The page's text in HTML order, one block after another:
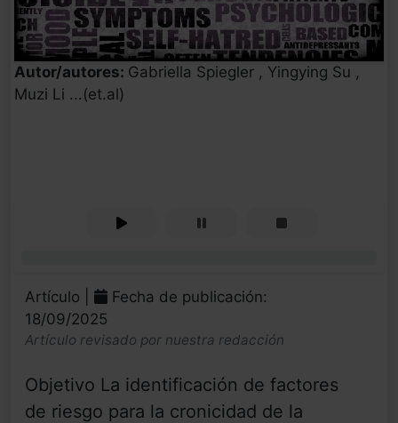
Autor/autores: Gabriella Spiegler , Yingying Su ,
Muzi Li ...(et.al)
Artículo |
Fecha de publicación:
18/09/2025
Artículo revisado por nuestra redacción
Objetivo La identificación de factores
de riesgo para la cronicidad de la